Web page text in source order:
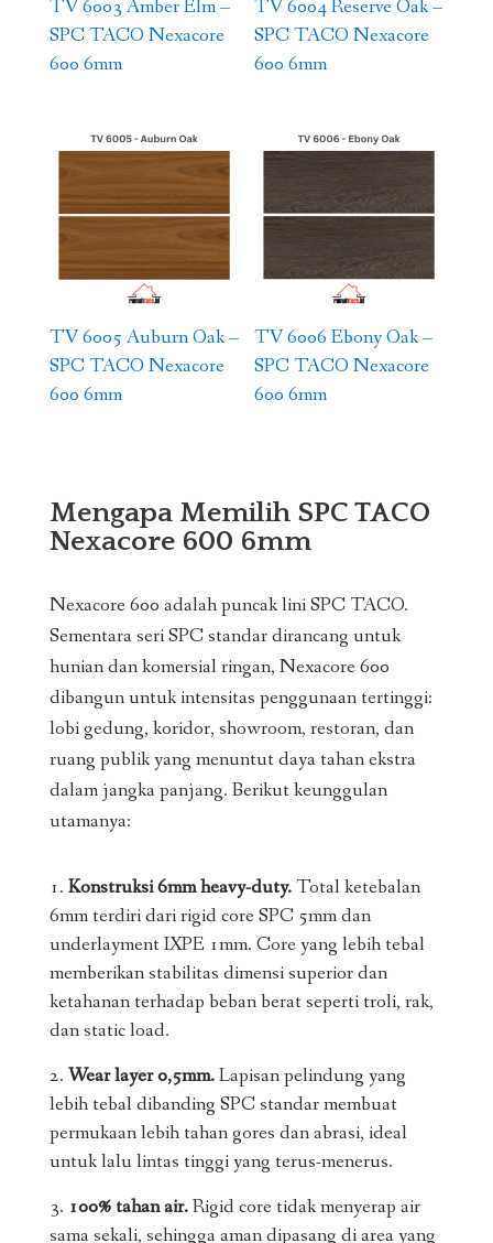
TV 6003 Amber Elm –
SPC TACO Nexacore
600 6mm
TV 6004 Reserve Oak –
SPC TACO Nexacore
600 6mm
TV 6005 Auburn Oak –
SPC TACO Nexacore
600 6mm
TV 6006 Ebony Oak –
SPC TACO Nexacore
600 6mm
Mengapa Memilih SPC TACO
Nexacore 600 6mm
Nexacore 600 adalah puncak lini SPC TACO.
Sementara seri SPC standar dirancang untuk
hunian dan komersial ringan, Nexacore 600
dibangun untuk intensitas penggunaan tertinggi:
lobi gedung, koridor, showroom, restoran, dan
ruang publik yang menuntut daya tahan ekstra
dalam jangka panjang. Berikut keunggulan
utamanya:
Konstruksi 6mm heavy-duty.Total ketebalan
6mm terdiri dari rigid core SPC 5mm dan
underlayment IXPE 1mm. Core yang lebih tebal
memberikan stabilitas dimensi superior dan
ketahanan terhadap beban berat seperti troli, rak,
dan static load.
Wear layer 0,5mm.Lapisan pelindung yang
lebih tebal dibanding SPC standar membuat
permukaan lebih tahan gores dan abrasi, ideal
untuk lalu lintas tinggi yang terus-menerus.
100% tahan air.Rigid core tidak menyerap air
sama sekali, sehingga aman dipasang di area yang